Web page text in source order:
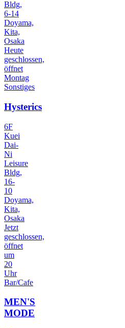
Bldg,
6-14
Doyama,
Kita,
Osaka
Heute
geschlossen,
öffnet
Montag
Sonstiges
Hysterics
6F
Kuei
Dai-
Ni
Leisure
Bldg,
16-
10
Doyama,
Kita,
Osaka
Jetzt
geschlossen,
öffnet
um
20
Uhr
Bar/Cafe
MEN'S
MODE